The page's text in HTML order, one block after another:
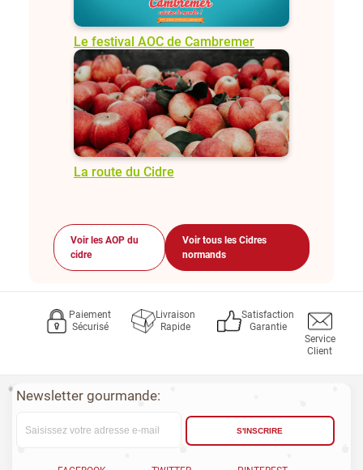
Le festival AOC de Cambremer
La route du Cidre
Voir les AOP du
cidre
Voir tous les Cidres
normands
Paiement
Sécurisé
Livraison
Rapide
Satisfaction
Garantie
Service
Client
Newsletter gourmande:
S'INSCRIRE